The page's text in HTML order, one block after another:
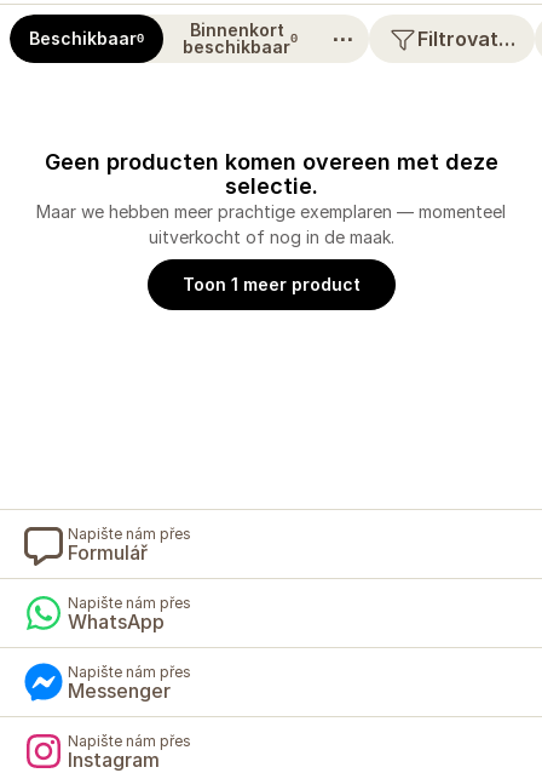
Beschikbaar0
Binnenkort
beschikbaar0 ⋯ Filtrovat…
Geen producten komen overeen met deze
selectie.
Maar we hebben meer prachtige exemplaren — momenteel
uitverkocht of nog in de maak.
Toon 1 meer product
Napište nám přes
Formulář
Napište nám přes
WhatsApp
Napište nám přes
Messenger
Napište nám přes
Instagram